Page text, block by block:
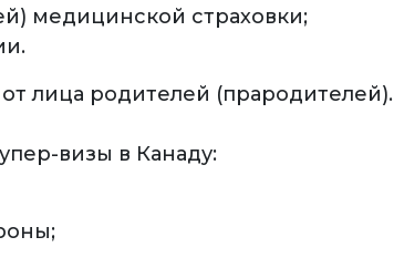
медицинской страховки;
лица родителей (прародителей).
визы в Канаду: